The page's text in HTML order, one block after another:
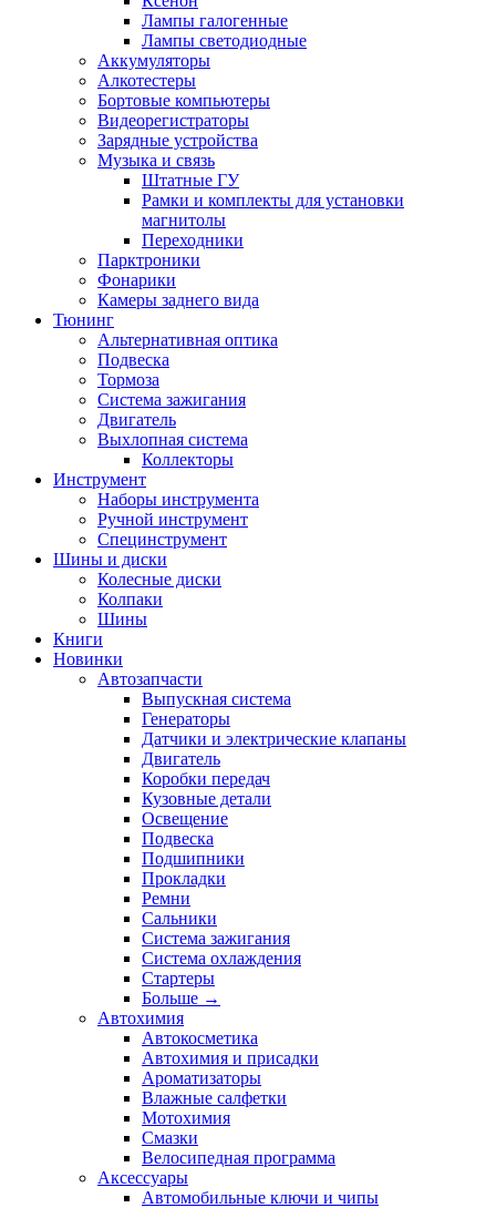
Лампы галогенные
Лампы светодиодные
Аккумуляторы
Алкотестеры
Бортовые компьютеры
Видеорегистраторы
Зарядные устройства
Музыка и связь
Штатные ГУ
Рамки и комплекты для установки
магнитолы
Переходники
Парктроники
Фонарики
Камеры заднего вида
Тюнинг
Альтернативная оптика
Подвеска
Тормоза
Система зажигания
Двигатель
Выхлопная система
Коллекторы
Инструмент
Наборы инструмента
Ручной инструмент
Специнструмент
Шины и диски
Колесные диски
Колпаки
Шины
Книги
Новинки
Автозапчасти
Выпускная система
Генераторы
Датчики и электрические клапаны
Двигатель
Коробки передач
Кузовные детали
Освещение
Подвеска
Подшипники
Прокладки
Ремни
Сальники
Система зажигания
Система охлаждения
Стартеры
Больше →
Автохимия
Автокосметика
Автохимия и присадки
Ароматизаторы
Влажные салфетки
Мотохимия
Смазки
Велосипедная программа
Аксессуары
Автомобильные ключи и чипы